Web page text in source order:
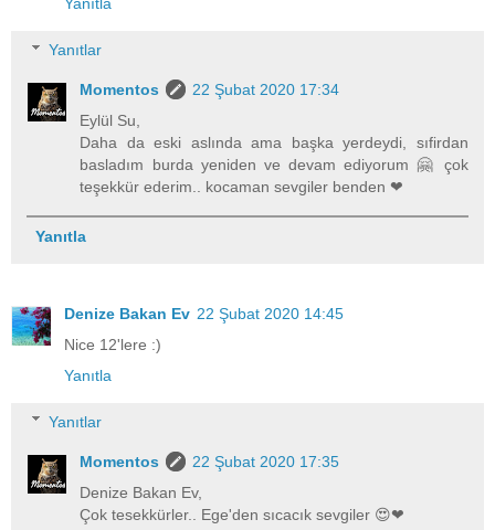
Yanıtla
Yanıtlar
Momentos
22 Şubat 2020 17:34
Eylül Su,
Daha da eski aslında ama başka yerdeydi, sıfirdan
basladım burda yeniden ve devam ediyorum 🤗 çok
teşekkür ederim.. kocaman sevgiler benden ❤
Yanıtla
Denize Bakan Ev 22 Şubat 2020 14:45
Nice 12'lere :)
Yanıtla
Yanıtlar
Momentos
22 Şubat 2020 17:35
Denize Bakan Ev,
Çok tesekkürler.. Ege'den sıcacık sevgiler 😍❤